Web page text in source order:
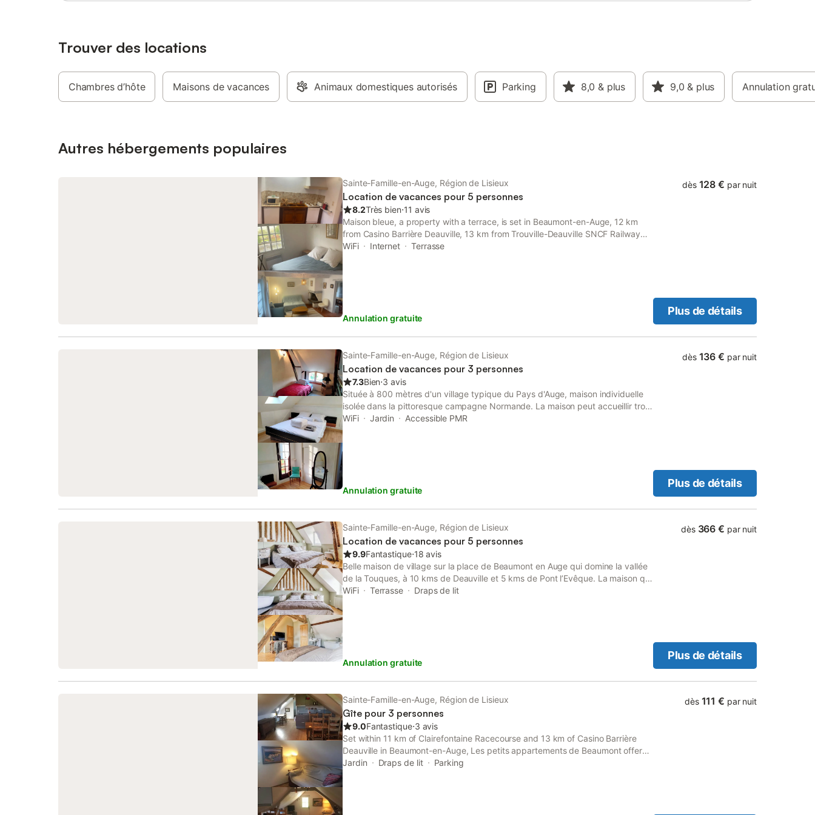
Trouver des locations
Chambres d’hôte Maisons de vacances Animaux domestiques autorisés Parking 8,0 & plus 9,0 & plus Annulation
Autres hébergements populaires
Sainte-Famille-en-Auge, Région de Lisieux
Location de vacances pour 5 personnes
8.2Très bien⋅11 avis
Maison bleue, a property with a terrace, is set in Beaumont-en-Auge, 12 km
from Casino Barrière Deauville, 13 km from Trouville-Deauville SNCF Railway
Station, as well as 13 km from Port Morny.
WiFi Internet Terrasse
Annulation gratuite
dès 128 € par nuit
Plus de détails
Sainte-Famille-en-Auge, Région de Lisieux
Location de vacances pour 3 personnes
7.3Bien⋅3 avis
Située à 800 mètres d'un village typique du Pays d'Auge, maison individuelle
isolée dans la pittoresque campagne Normande. La maison peut accueillir trois
personnes d’une même famille mais n’est pas adaptée pour des enfants de
jardin de 1200 en pelouse et parking aérien (deux voitures). Un chien bien
WiFi Jardin Accessible PMR
Annulation gratuite
dès 136 € par nuit
Plus de détails
Sainte-Famille-en-Auge, Région de Lisieux
Location de vacances pour 5 personnes
9.9Fantastique⋅18 avis
Belle maison de village sur la place de Beaumont en Auge qui domine la vallée
de la Touques, à 10 kms de Deauville et 5 kms de Pont l’Evêque. La maison qui
date de 1850 a été entièrement rénovée en 2019 dans l’esprit de la décoration
WiFi Terrasse Draps de lit
Annulation gratuite
dès 366 € par nuit
Plus de détails
Sainte-Famille-en-Auge, Région de Lisieux
Gîte pour 3 personnes
9.0Fantastique⋅3 avis
Set within 11 km of Clairefontaine Racecourse and 13 km of Casino Barrière
Deauville in Beaumont-en-Auge, Les petits appartements de Beaumont offers
accommodation with seating area. This property offers access to a balcony
Jardin Draps de lit Parking
dès 111 € par nuit